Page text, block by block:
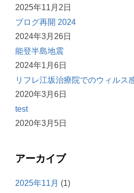
2025年11月2日
ブログ再開 2024
2024年3月26日
能登半島地震
2024年1月6日
リフレ江坂治療院でのウィルス
2020年3月6日
test
2020年3月5日
アーカイブ
2025年11月 (1)